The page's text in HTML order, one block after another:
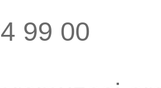
99 00